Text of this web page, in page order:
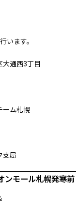
います。
大通西3丁目
ーム札幌
支局
モール札幌発寒前